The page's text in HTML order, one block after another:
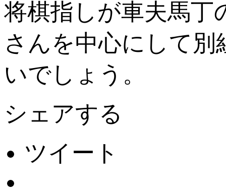
将棋指しが車夫馬丁
さんを中心にして
いでしょう。
シェアする
ツイート